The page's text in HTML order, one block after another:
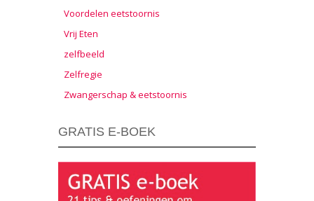
Voordelen eetstoornis
Vrij Eten
zelfbeeld
Zelfregie
Zwangerschap & eetstoornis
GRATIS E-BOEK